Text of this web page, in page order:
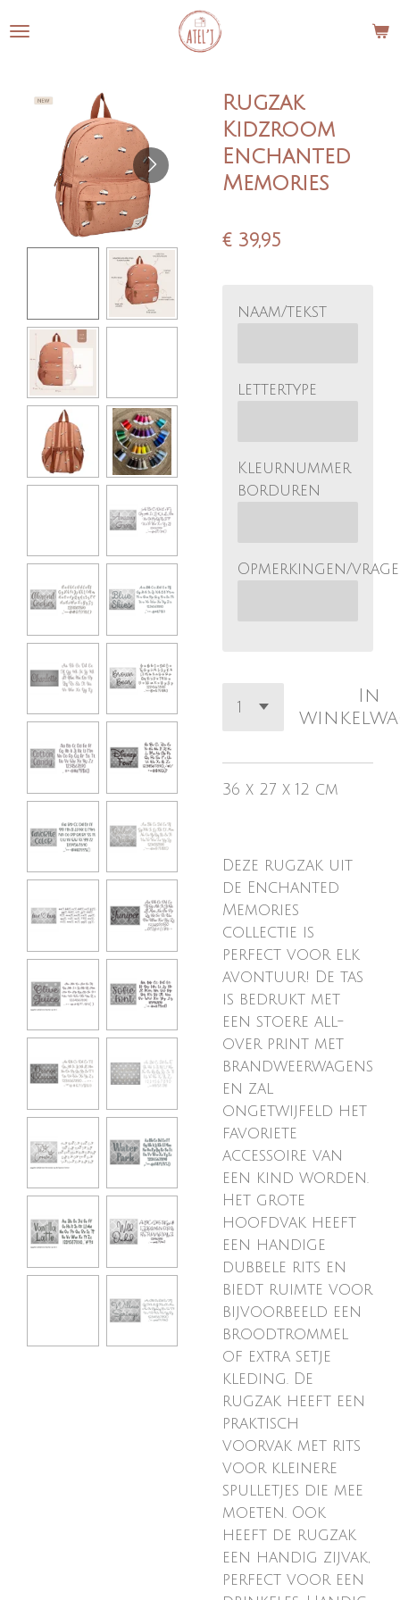
direct
hoofdinhoud
Rugzak
Kidzroom
Enchanted
Memories
€ 39,95
naam/tekst
lettertype
Kleurnummer
borduren
Opmerkingen/
In
36 x 27 x 12 cm
Deze rugzak uit
de Enchanted
Memories
collectie is
perfect voor elk
avontuur! De tas
is bedrukt met
een stoere all-
over print met
brandweerwagens
en zal
ongetwijfeld het
favoriete
accessoire van
een kind worden.
Het grote
hoofdvak heeft
een handige
dubbele rits en
biedt ruimte voor
bijvoorbeeld een
broodtrommel
of extra setje
kleding. De
rugzak heeft een
praktisch
voorvak met rits
voor kleinere
spulletjes die mee
moeten. Ook
heeft de rugzak
een handig zijvak,
perfect voor een